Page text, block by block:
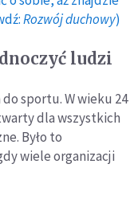
Rozwój duchowy)
ludzi
do sportu. W wieku 24
dla wszystkich
Było to
wiele organizacji